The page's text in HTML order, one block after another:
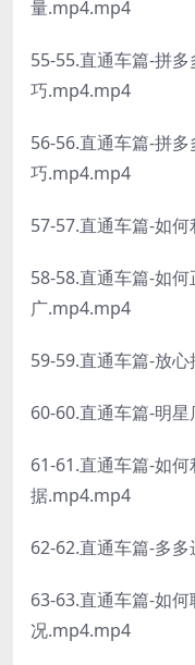
量.mp4.mp4
55-55.直通车篇-拼
巧.mp4.mp4
56-56.直通车篇-拼
巧.mp4.mp4
57-57.直通车篇-如
58-58.直通车篇-如
广.mp4.mp4
59-59.直通车篇-放
60-60.直通车篇-明
61-61.直通车篇-如
据.mp4.mp4
62-62.直通车篇-多
63-63.直通车篇-如
况.mp4.mp4